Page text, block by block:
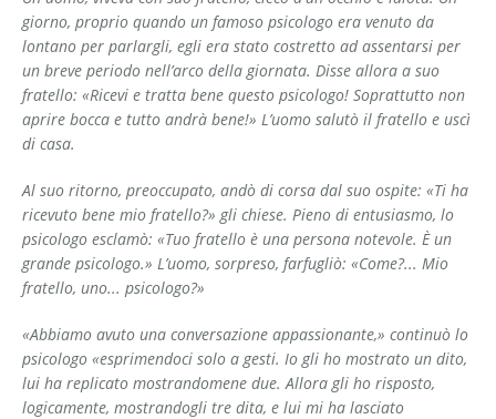
giorno, proprio quando un famoso psicologo era ve­nuto da
lontano per parlargli, egli era stato costretto ad assen­tarsi per
un breve periodo nell’arco della giornata. Disse allora a suo
fratello: «Ricevi e tratta bene questo psicologo! Soprattutto non
aprire bocca e tutto andrà bene!» L’uomo salutò il fratello e uscì
di casa.
Al suo ritorno, preoccupato, andò di corsa dal suo ospite: «Ti ha
ricevuto bene mio fratello?» gli chiese. Pieno di entusiasmo, lo
psicologo esclamò: «Tuo fratello è una persona notevole. È un
grande psicologo.» L’uomo, sorpreso, farfugliò: «Come?... Mio
fratello, uno... psicologo?»
«Abbiamo avuto una conversazione appassionante,» conti­nuò lo
psicologo «esprimendoci solo a gesti. Io gli ho mostrato un dito,
lui ha replicato mostrandomene due. Allora gli ho rispo­sto,
logicamente, mostrandogli tre dita, e lui mi ha lasciato